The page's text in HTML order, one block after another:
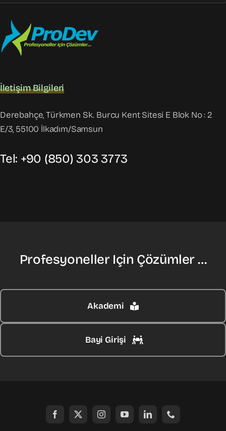
İletişim Bilgileri
Derebahçe, Türkmen Sk. Burcu Kent Sitesi E Blok No : 2
E/3, 55100 İlkadım/Samsun
Tel: +90 (850) 303 3773
Profesyoneller Için Çözümler …
Akademi
Bayi Girişi